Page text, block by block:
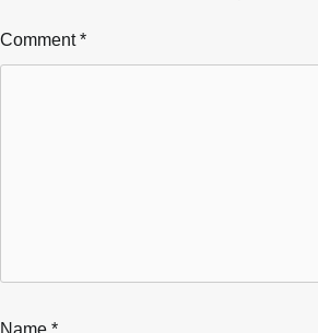
Comment*
Name *